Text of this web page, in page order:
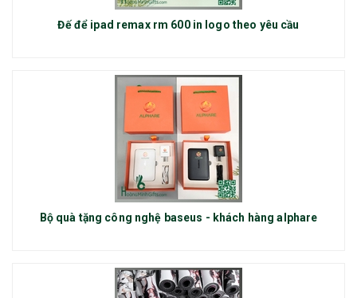
Đế để ipad remax rm 600 in logo theo yêu cầu
Bộ quà tặng công nghệ baseus - khách hàng alphare